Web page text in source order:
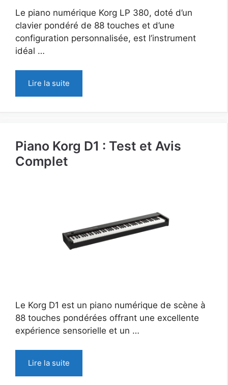
Le piano numérique Korg LP 380, doté d’un
clavier pondéré de 88 touches et d’une
configuration personnalisée, est l’instrument
idéal …
Lire la suite
Piano Korg D1 : Test et Avis
Complet
Le Korg D1 est un piano numérique de scène à
88 touches pondérées offrant une excellente
expérience sensorielle et un …
Lire la suite